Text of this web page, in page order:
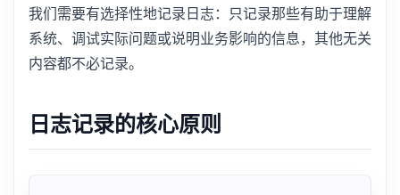
我们需要有选择性地记录日志：只记录那些有助于理解
系统、调试实际问题或说明业务影响的信息，其他无关
内容都不必记录。
日志记录的核心原则